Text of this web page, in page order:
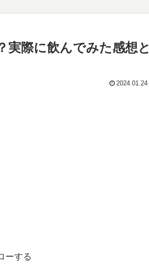
実際に飲んでみた感想と
2024.01.24
ーする